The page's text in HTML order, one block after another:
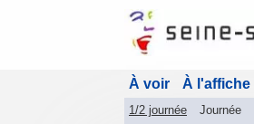
À voir À l'affiche
1/2 journée Journée